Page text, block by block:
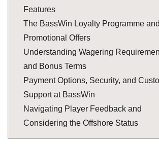
Features
The BassWin Loyalty Programme and
Promotional Offers
Understanding Wagering
and Bonus Terms
Payment Options, Security, and
Support at BassWin
Navigating Player Feedback and
Considering the Offshore Status